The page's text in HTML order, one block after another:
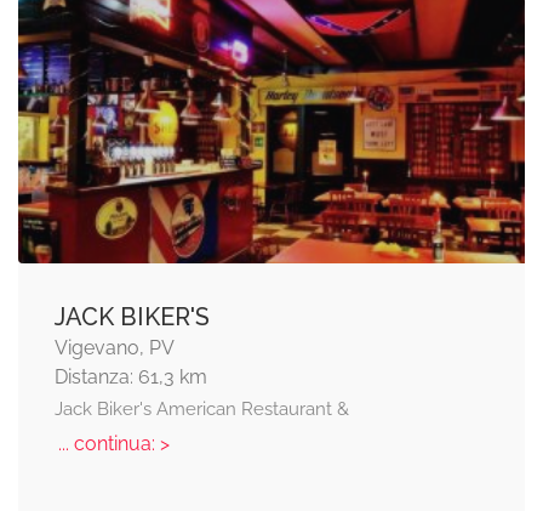
JACK BIKER'S
Vigevano, PV
Distanza: 61,3 km
Jack Biker's American Restaurant &
... continua: >